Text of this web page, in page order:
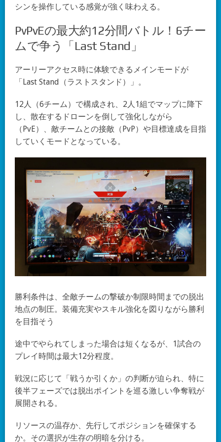
シンを操作している感覚が強く味わえる。
PvPvEの最大約12分間バトル！6チー
ムで争う「Last Stand」
アーリーアクセス時に体験できるメインモードが
「Last Stand（ラストスタンド）」。
12人（6チーム）で構成され、2人1組でマップに降下
し、散在するドローンを倒して強化しながら
（PvE）、敵チームとの接敵（PvP）や目標達成を目指
していくモードとなっている。
勝利条件は、全敵チームの撃破か制限時間までの脱出
地点の制圧。装備充実やスキル強化を図りながら勝利
を目指そう
途中でやられてしまった場合は短くなるが、1試合の
プレイ時間は最大12分程度。
戦況に応じて「戦うか引くか」の判断が迫られ、特に
後半フェーズでは脱出ポイントを巡る激しい争奪戦が
展開される。
リソースの温存か、先行してポジションを確保する
か。その選択が生存の明暗を分ける。